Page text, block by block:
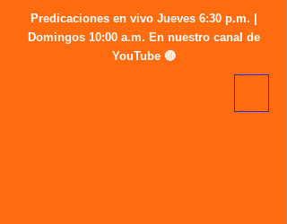
Predicaciones en vivo Jueves 6:30 p.m. |
Domingos 10:00 a.m. En nuestro canal de
YouTube 🔴